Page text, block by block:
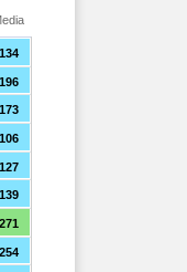
134
196
173
106
127
139
271
254